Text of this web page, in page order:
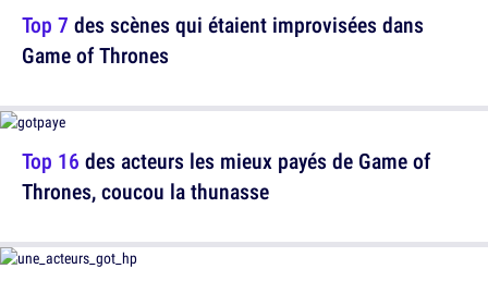
Top 16 des acteurs les mieux payés de Game of
Thrones, coucou la thunasse
Top 7 des scènes qui étaient improvisées dans
Game of Thrones